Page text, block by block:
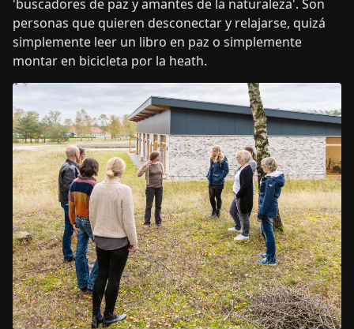
'buscadores de paz y amantes de la naturaleza'. Son
personas que quieren desconectar y relajarse, quizá
simplemente leer un libro en paz o simplemente
montar en bicicleta por la heath.